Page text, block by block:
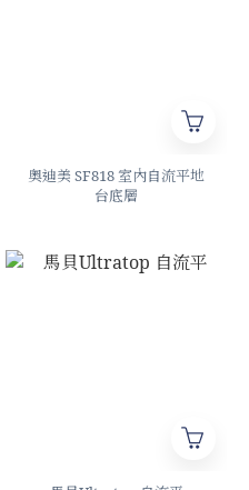
奧迪美 SF818 室內自流平地
台底層